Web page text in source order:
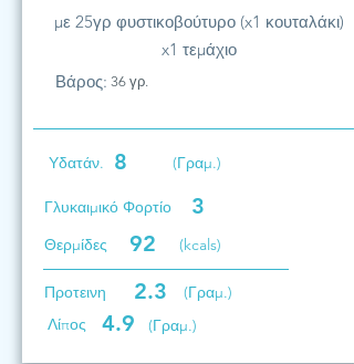
με 25γρ φυστικοβούτυρο (x1 κουταλάκι)
x1 τεμάχιο
Βάρος: 36 γρ.
Υδατάν. 8 (Γραμ.)
Γλυκαιμικό Φορτίο 3
Θερμίδες 92 (kcals)
Προτεινη 2.3
(Γραμ.)
Λίπος
4.9 (Γραμ.)